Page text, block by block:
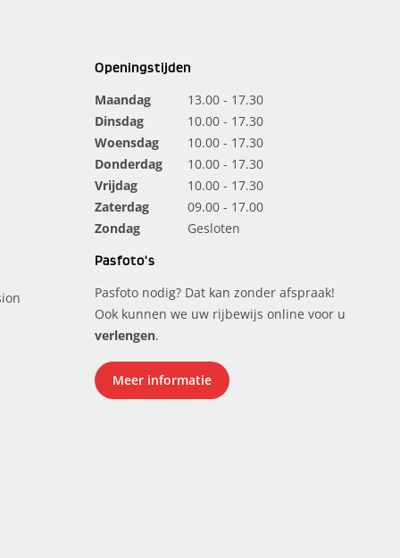
Openingstijden
Maandag
13.00 - 17.30
Dinsdag
10.00 - 17.30
Woensdag
10.00 - 17.30
Donderdag
10.00 - 17.30
Vrijdag
10.00 - 17.30
Zaterdag
09.00 - 17.00
Zondag
Gesloten
Pasfoto's
Pasfoto nodig? Dat kan zonder afspraak!
Ook kunnen we uw rijbewijs online voor u
verlengen.
Meer informatie